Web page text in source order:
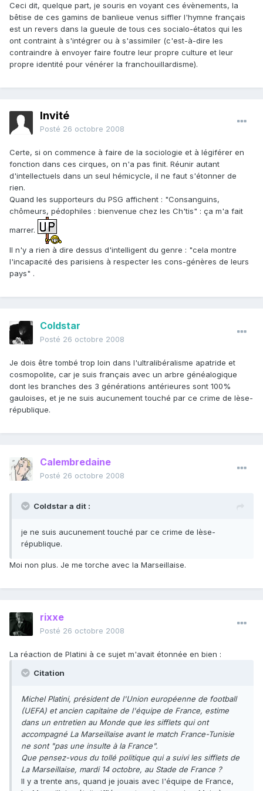
Ceci dit, quelque part, je souris en voyant ces évènements, la
bêtise de ces gamins de banlieue venus siffler l'hymne français
est un revers dans la gueule de tous ces socialo-étatos qui les
ont contraint à s'intégrer ou à s'assimiler (c'est-à-dire les
contraindre à envoyer faire foutre leur propre culture et leur
propre identité pour vénérer la franchouillardisme).
Invité
Posté 26 octobre 2008
Certe, si on commence à faire de la sociologie et à légiférer en
fonction dans ces cirques, on n'a pas finit. Réunir autant
d'intellectuels dans un seul hémicycle, il ne faut s'étonner de
rien.
Quand les supporteurs du PSG affichent : "Consanguins,
chômeurs, pédophiles : bienvenue chez les Ch'tis" : ça m'a fait
marrer.
Il n'y a rien à dire dessus d'intelligent du genre : "cela montre
l'incapacité des parisiens à respecter les cons-génères de leurs
pays" .
Coldstar
Posté 26 octobre 2008
Je dois être tombé trop loin dans l'ultralibéralisme apatride et
cosmopolite, car je suis français avec un arbre généalogique
dont les branches des 3 générations antérieures sont 100%
gauloises, et je ne suis aucunement touché par ce crime de lèse-
république.
Calembredaine
Posté 26 octobre 2008
Coldstar a dit :
je ne suis aucunement touché par ce crime de lèse-
république.
Moi non plus. Je me torche avec la Marseillaise.
rixxe
Posté 26 octobre 2008
La réaction de Platini à ce sujet m'avait étonnée en bien :
Citation
Michel Platini, président de l'Union européenne de football
(UEFA) et ancien capitaine de l'équipe de France, estime
dans un entretien au Monde que les sifflets qui ont
accompagné La Marseillaise avant le match France-Tunisie
ne sont "pas une insulte à la France".
Que pensez-vous du tollé politique qui a suivi les sifflets de
La Marseillaise, mardi 14 octobre, au Stade de France ?
Il y a trente ans, quand je jouais avec l'équipe de France,